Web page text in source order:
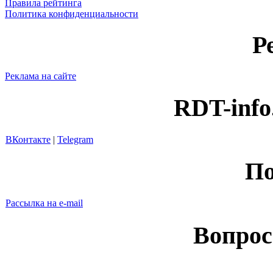
Правила рейтинга
Политика конфиденциальности
Реклама на сайте
RDT-
ВКонтакте | Telegram
Рассылка на e-mail